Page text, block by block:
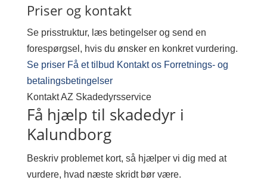
Priser og kontakt
Se prisstruktur, læs betingelser og send en
forespørgsel, hvis du ønsker en konkret vurdering.
Se priser Få et tilbud Kontakt os Forretnings- og
betalingsbetingelser
Kontakt AZ Skadedyrsservice
Få hjælp til skadedyr i
Kalundborg
Beskriv problemet kort, så hjælper vi dig med at
vurdere, hvad næste skridt bør være.